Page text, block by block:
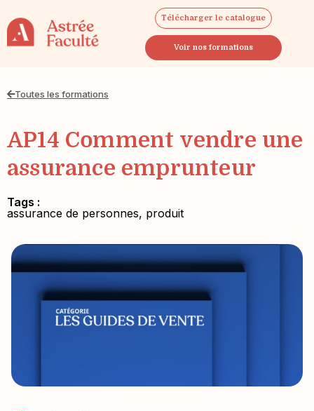
Télécharger le catalogue
Voir nos formations
Toutes les formations
AP14 Comment vendre une
assurance emprunteur
Tags :
assurance de personnes, produit